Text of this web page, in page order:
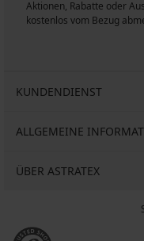
Aktionen, Rabatte oder
kostenlos vom Bezug
KUNDENDIENST
ALLGEMEINE
ÜBER ASTRATEX